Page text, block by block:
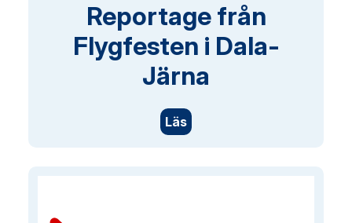
Reportage från
Flygfesten i Dala-
Järna
Läs